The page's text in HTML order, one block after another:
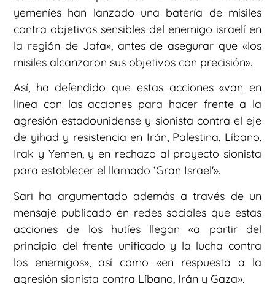
yemeníes han lanzado una batería de misiles
contra objetivos sensibles del enemigo israelí en
la región de Jafa», antes de asegurar que «los
misiles alcanzaron sus objetivos con precisión».
Así, ha defendido que estas acciones «van en
línea con las acciones para hacer frente a la
agresión estadounidense y sionista contra el eje
de yihad y resistencia en Irán, Palestina, Líbano,
Irak y Yemen, y en rechazo al proyecto sionista
para establecer el llamado ‘Gran Israel'».
Sari ha argumentado además a través de un
mensaje publicado en redes sociales que estas
acciones de los hutíes llegan «a partir del
principio del frente unificado y la lucha contra
los enemigos», así como «en respuesta a la
agresión sionista contra Líbano, Irán y Gaza».